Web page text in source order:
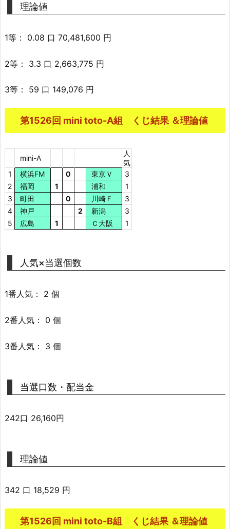
理論値
1等： 0.08 口 70,481,600 円
2等： 3.3 口 2,663,775 円
3等： 59 口 149,076 円
第1526回 mini toto-A組 くじ結果 ＆理論値
mini-A
人
気
1
横浜FM 0 東京Ｖ
3
2
福岡 1 浦和
1
3
町田 0 川崎Ｆ
3
4
神戸 2 新潟
3
5
広島 1 Ｃ大阪 1
人気×当選個数
1番人気： 2 個
2番人気： 0 個
3番人気： 3 個
当選口数・配当金
242口 26,160円
理論値
342 口 18,529 円
第1526回 mini toto-B組 くじ結果 ＆理論値